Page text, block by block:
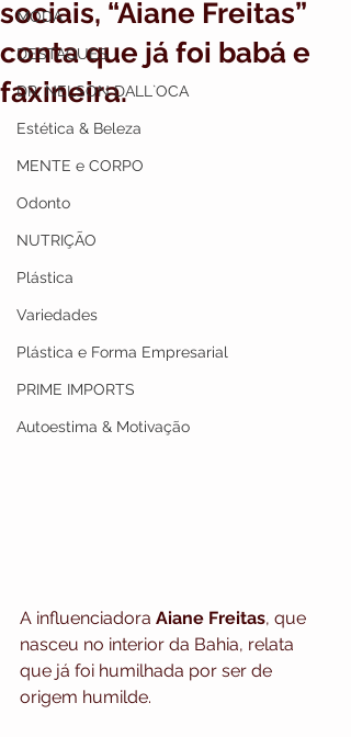
MODA
DESTAQUES
DR. NELSON DALL`OCA
Estética & Beleza
MENTE e CORPO
Odonto
NUTRIÇÃO
Plástica
Variedades
Plástica e Forma Empresarial
PRIME IMPORTS
Autoestima & Motivação
sociais, “Aiane Freitas”
conta que já foi babá e
faxineira.
A influenciadora Aiane Freitas, que
nasceu no interior da Bahia, relata
que já foi humilhada por ser de
origem humilde.